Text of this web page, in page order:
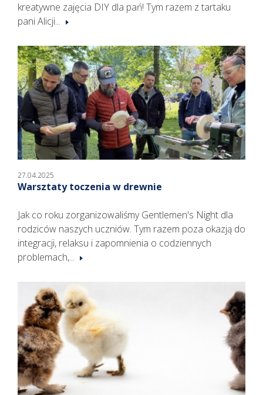
kreatywne zajęcia DIY dla pań! Tym razem z tartaku
pani Alicji...
27.04.2025
Warsztaty toczenia w drewnie
Jak co roku zorganizowaliśmy Gentlemen's Night dla
rodziców naszych uczniów. Tym razem poza okazją do
integracji, relaksu i zapomnienia o codziennych
problemach,...